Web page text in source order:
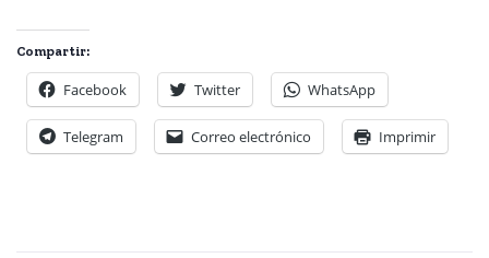
Compartir:
Facebook Twitter WhatsApp
Telegram Correo electrónico Imprimir